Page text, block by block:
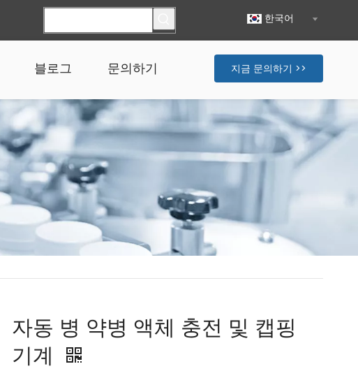
한국어
블로그 문의하기 지금 문의하기 >>
자동 병 약병 액체 충전 및 캡핑
기계